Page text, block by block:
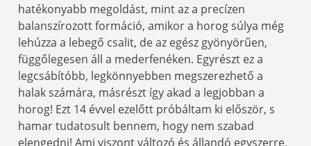
hatékonyabb megoldást, mint az a precízen
balanszírozott formáció, amikor a horog súlya még
lehúzza a lebegő csalit, de az egész gyönyörűen,
függőlegesen áll a mederfenéken. Egyrészt ez a
legcsábítóbb, legkönnyebben megszerezhető a
halak számára, másrészt így akad a legjobban a
horog! Ezt 14 évvel ezelőtt próbáltam ki először, s
hamar tudatosult bennem, hogy nem szabad
elengedni! Ami viszont változó és állandó egyszerre,